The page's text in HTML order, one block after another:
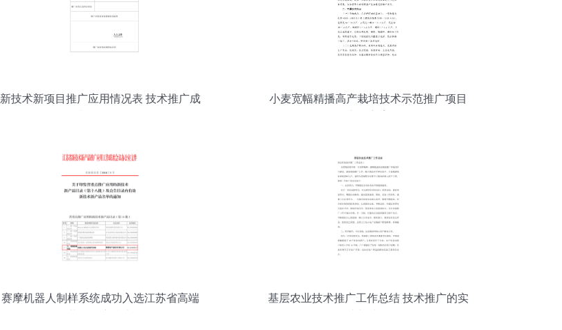
新技术新项目推广应用情况表 技术推广成
小麦宽幅精播高产栽培技术示范推广项目
赛摩机器人制样系统成功入选江苏省高端
基层农业技术推广工作总结 技术推广的实